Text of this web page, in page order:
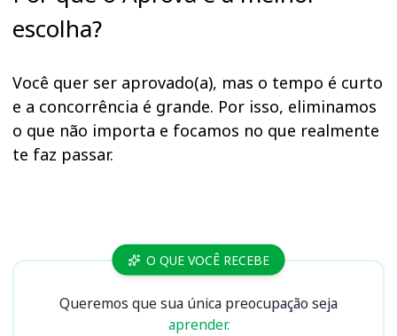
escolha?
Você quer ser aprovado(a), mas o tempo é curto
e a concorrência é grande. Por isso, eliminamos
o que não importa e focamos no que realmente
te faz passar.
Cursos O QUE VOCÊ RECEBE
Queremos que sua única preocupação seja
aprender.